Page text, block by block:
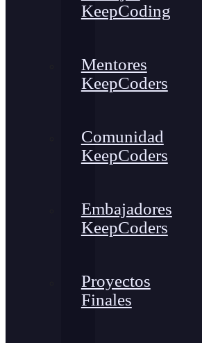
KeepCoding
Mentores
KeepCoders
Comunidad
KeepCoders
Embajadores
KeepCoders
Proyectos
Finales